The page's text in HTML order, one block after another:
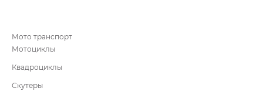
Мото транспорт
Мотоциклы
Квадроциклы
Скутеры